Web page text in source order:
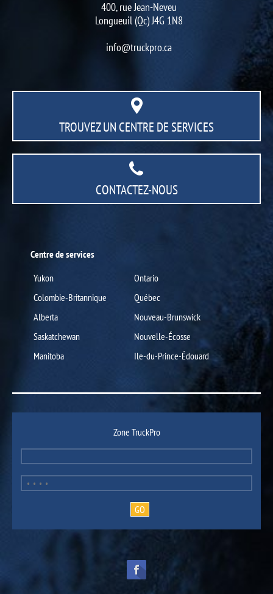
400, rue Jean-Neveu
Longueuil (Qc) J4G 1N8
info@truckpro.ca
TROUVEZ UN CENTRE DE SERVICES
CONTACTEZ-NOUS
Centre de services
Yukon
Colombie-Britannique
Alberta
Saskatchewan
Manitoba
Ontario
Québec
Nouveau-Brunswick
Nouvelle-Écosse
Ile-du-Prince-Édouard
Zone TruckPro